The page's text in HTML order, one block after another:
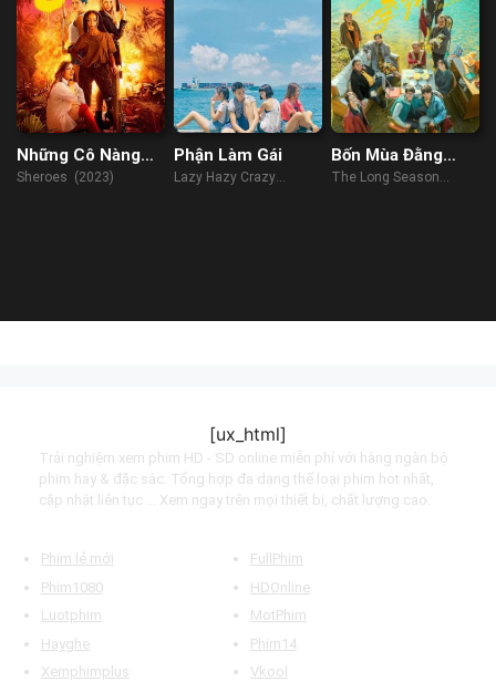
Những Cô Nàng
Hành Động
Sheroes (2023)
Phận Làm Gái
Lazy Hazy Crazy
Bốn Mùa Đằng
Đẵng
The Long Season